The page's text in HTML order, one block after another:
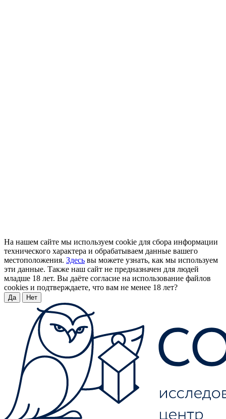
На нашем сайте мы используем cookie для сбора информации
технического характера и обрабатываем данные вашего
местоположения. Здесь вы можете узнать, как мы используем
эти данные. Также наш сайт не предназначен для людей
младше 18 лет. Вы даёте согласие на использование файлов
cookies и подтверждаете, что вам не менее 18 лет?
Да Нет